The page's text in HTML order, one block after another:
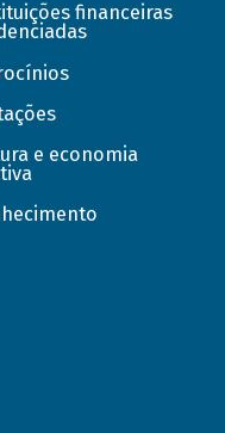
financeiras
e economia